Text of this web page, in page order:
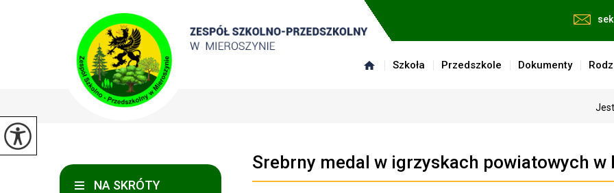
Szkoła Przedszkole Dokumenty
Srebrny medal w igrzyskach powiatowych
NA SKRÓTY